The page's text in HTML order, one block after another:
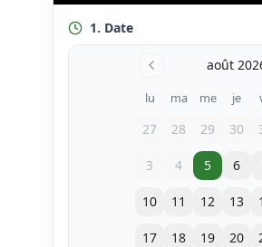
1. Date
août
lu ma me je
27 28 29 30
3 4 5 6
10 11 12 13
17 18 19 20